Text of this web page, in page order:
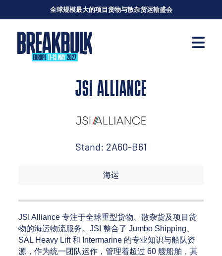
全球规模最大的项目货物与散杂货运输盛会
JSI ALLIANCE
Stand: 2A60-B61
海运
JSI Alliance 专注于全球重型货物、散杂货及项目货
物的海运物流服务。JSI 整合了 Jumbo Shipping、
SAL Heavy Lift 和 Intermarine 的专业知识与船队资
源，作为统一团队运作，管理着超过 60 艘船舶，其